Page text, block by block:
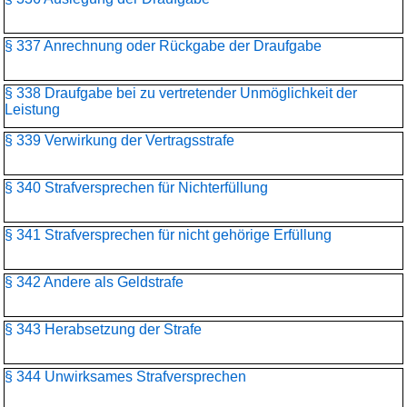
§ 337 Anrechnung oder Rückgabe der Draufgabe
§ 338 Draufgabe bei zu vertretender Unmöglichkeit der
Leistung
§ 339 Verwirkung der Vertragsstrafe
§ 340 Strafversprechen für Nichterfüllung
§ 341 Strafversprechen für nicht gehörige Erfüllung
§ 342 Andere als Geldstrafe
§ 343 Herabsetzung der Strafe
§ 344 Unwirksames Strafversprechen